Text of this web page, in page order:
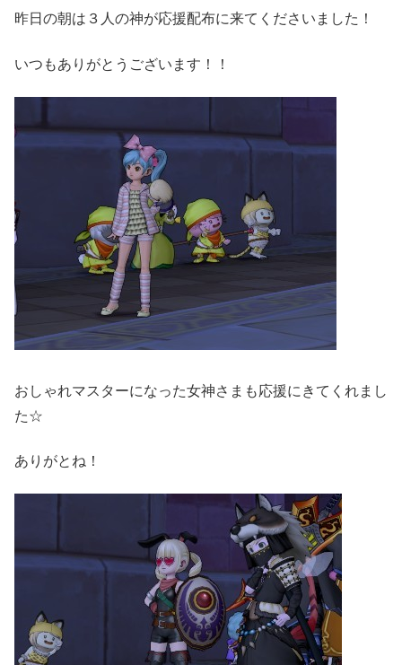
昨日の朝は３人の神が応援配布に来てくださいました！
いつもありがとうございます！！
おしゃれマスターになった女神さまも応援にきてくれまし
た☆
ありがとね！